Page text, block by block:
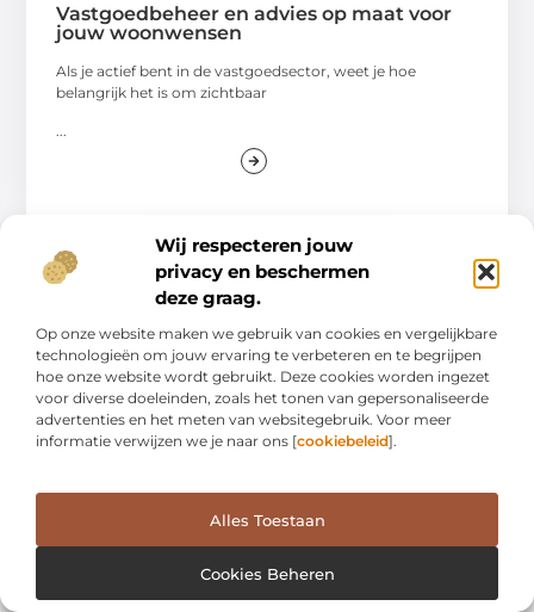
Wij respecteren jouw
privacy en beschermen
deze graag.
Op onze website maken we gebruik van cookies en vergelijkbare
technologieën om jouw ervaring te verbeteren en te begrijpen
hoe onze website wordt gebruikt. Deze cookies worden ingezet
voor diverse doeleinden, zoals het tonen van gepersonaliseerde
advertenties en het meten van websitegebruik. Voor meer
informatie verwijzen we je naar ons [cookiebeleid].
Alles Toestaan
Cookies Beheren
Vastgoedbeheer en advies op maat voor
jouw woonwensen
Als je actief bent in de vastgoedsector, weet je hoe
belangrijk het is om zichtbaar
...
AANBIEDINGEN
Veiligheid en efficiëntie met Atex LED-
Veiligheid en efficiëntie met Atex LED-verlichting LED-
verlichting is tegenwoordig niet meer weg te denken uit